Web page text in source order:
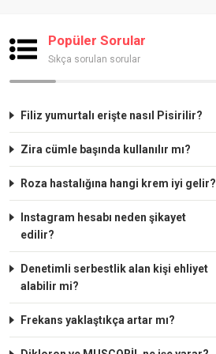
Popüler Sorular
Sıkça sorulan sorular
Filiz yumurtalı erişte nasıl Pisirilir?
Zira cümle başında kullanılır mı?
Roza hastalığına hangi krem iyi gelir?
Instagram hesabı neden şikayet
edilir?
Denetimli serbestlik alan kişi ehliyet
alabilir mi?
Frekans yaklaştıkça artar mı?